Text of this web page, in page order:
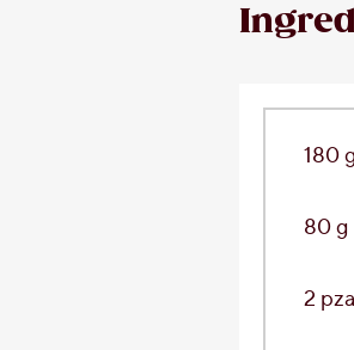
180
80 g
2